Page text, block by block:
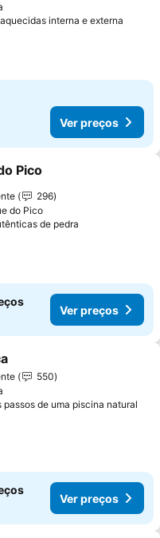
interna e externa
Ver preços
aos favoritos
Pico
296
do Pico
de pedra
Ver preços
aos favoritos
550
passos de uma piscina natural
Ver preços